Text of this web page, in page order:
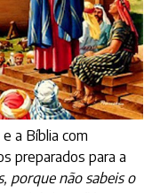
a Bíblia com
preparados para a
porque não sabeis o